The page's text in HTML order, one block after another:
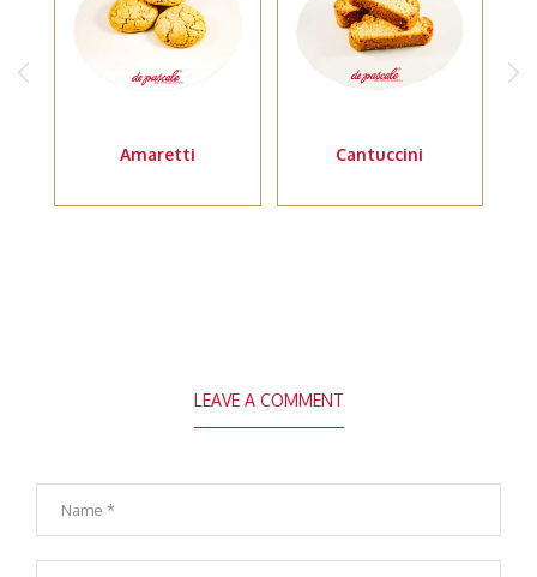
Amaretti Cantuccini
LEAVE A COMMENT